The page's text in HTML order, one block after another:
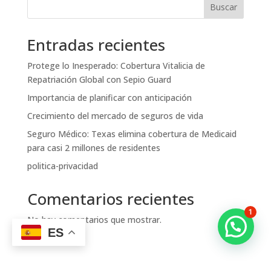
Buscar
Entradas recientes
Protege lo Inesperado: Cobertura Vitalicia de
Repatriación Global con Sepio Guard
Importancia de planificar con anticipación
Crecimiento del mercado de seguros de vida
Seguro Médico: Texas elimina cobertura de Medicaid
para casi 2 millones de residentes
politica-privacidad
Comentarios recientes
No hay comentarios que mostrar.
ES
1